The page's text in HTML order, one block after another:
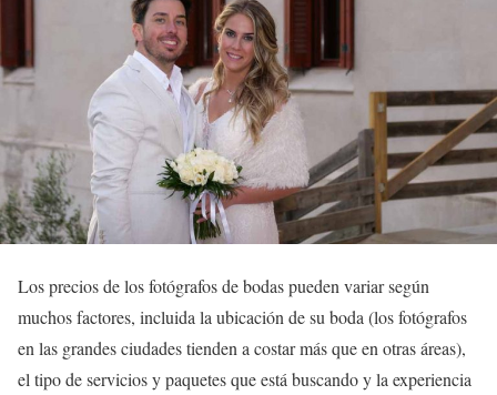
Los precios de los fotógrafos de bodas pueden variar según
muchos factores, incluida la ubicación de su boda (los fotógrafos
en las grandes ciudades tienden a costar más que en otras áreas),
el tipo de servicios y paquetes que está buscando y la experiencia